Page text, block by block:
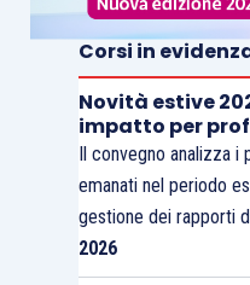
Corsi in
Novità estive
impatto per
Il convegno analizza i
emanati nel periodo
gestione dei rapporti
2026